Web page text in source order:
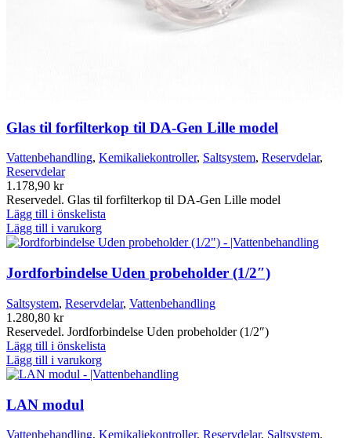
Glas til forfilterkop til DA-Gen Lille model
Vattenbehandling, Kemikaliekontroller, Saltsystem, Reservdelar,
Reservdelar
1.178,90 kr
Reservedel. Glas til forfilterkop til DA-Gen Lille model
Lägg till i önskelista
Lägg till i varukorg
Jordforbindelse Uden probeholder (1/2″)
Saltsystem, Reservdelar, Vattenbehandling
1.280,80 kr
Reservedel. Jordforbindelse Uden probeholder (1/2″)
Lägg till i önskelista
Lägg till i varukorg
LAN modul
Vattenbehandling, Kemikaliekontroller, Reservdelar, Saltsystem,